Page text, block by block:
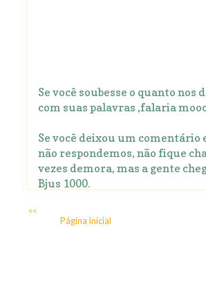
Se você soubesse o quanto nos
com suas palavras ,falaria
Se você deixou um comentário
não respondemos, não fique
vezes demora, mas a gente
Bjus 1000.
<<
Página inicial